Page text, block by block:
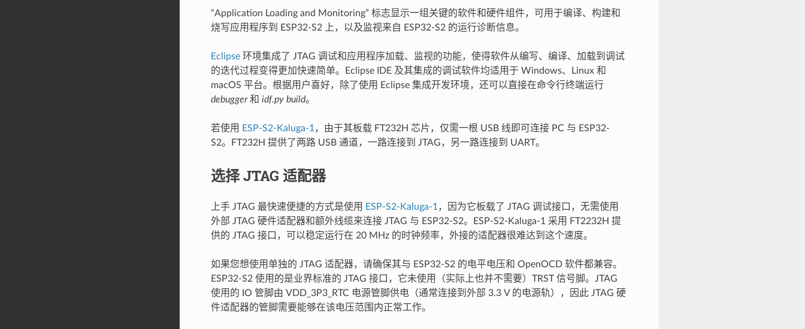
“Application Loading and Monitoring” 标志显示一组关键的软件和硬件组件，可用于编译、构建和
烧写应用程序到 ESP32-S2 上，以及监视来自 ESP32-S2 的运行诊断信息。
Eclipse环境集成了 JTAG 调试和应用程序加载、监视的功能，使得软件从编写、编译、加载到调试
的迭代过程变得更加快速简单。Eclipse IDE 及其集成的调试软件均适用于 Windows、Linux 和
macOS 平台。根据用户喜好，除了使用 Eclipse 集成开发环境，还可以直接在命令行终端运行
debugger和 idf.py build。
若使用 ESP-S2-Kaluga-1，由于其板载 FT232H 芯片，仅需一根 USB 线即可连接 PC 与 ESP32-
S2。FT232H 提供了两路 USB 通道，一路连接到 JTAG，另一路连接到 UART。
选择 JTAG 适配器
上手 JTAG 最快速便捷的方式是使用 ESP-S2-Kaluga-1，因为它板载了 JTAG 调试接口，无需使用
外部 JTAG 硬件适配器和额外线缆来连接 JTAG 与 ESP32-S2。ESP-S2-Kaluga-1 采用 FT2232H 提
供的 JTAG 接口，可以稳定运行在 20 MHz 的时钟频率，外接的适配器很难达到这个速度。
如果您想使用单独的 JTAG 适配器，请确保其与 ESP32-S2 的电平电压和 OpenOCD 软件都兼容。
ESP32-S2 使用的是业界标准的 JTAG 接口，它未使用（实际上也并不需要）TRST 信号脚。JTAG
使用的 IO 管脚由 VDD_3P3_RTC 电源管脚供电（通常连接到外部 3.3 V 的电源轨），因此 JTAG 硬
件适配器的管脚需要能够在该电压范围内正常工作。